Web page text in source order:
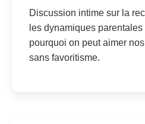
Discussion intime sur la
les dynamiques
pourquoi on peut aimer
sans favoritisme.